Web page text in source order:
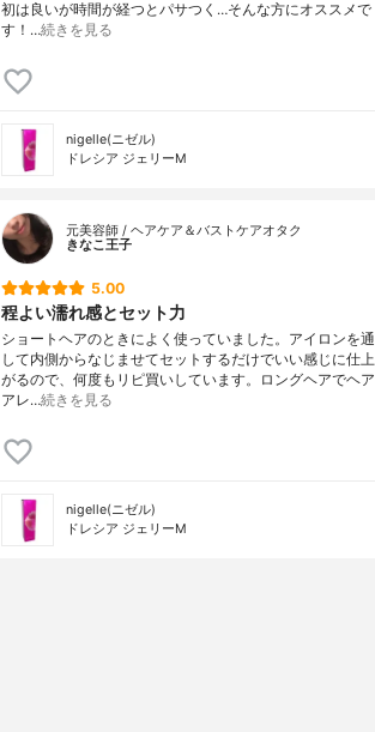
初は良いが時間が経つとパサつく…そんな方にオススメで
す！…続きを見る
nigelle(ニゼル)
ドレシア ジェリーM
元美容師 / ヘアケア＆バストケアオタク
きなこ王子
5.00
程よい濡れ感とセット力
ショートヘアのときによく使っていました。アイロンを通
して内側からなじませてセットするだけでいい感じに仕上
がるので、何度もリピ買いしています。ロングヘアでヘア
アレ…続きを見る
nigelle(ニゼル)
ドレシア ジェリーM